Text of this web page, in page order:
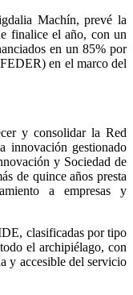
Machín, prevé la
finalice el año, con un
en un 85% por
en el marco del
y consolidar la Red
innovación gestionado
y Sociedad de
de quince años presta
a empresas y
clasificadas por tipo
el archipiélago, con
y accesible del servicio